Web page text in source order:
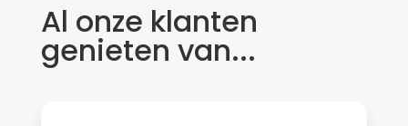
Al onze klanten
genieten van...